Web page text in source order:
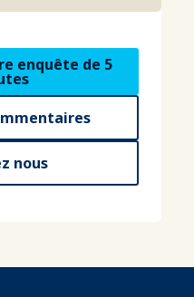
enquête de 5
nous